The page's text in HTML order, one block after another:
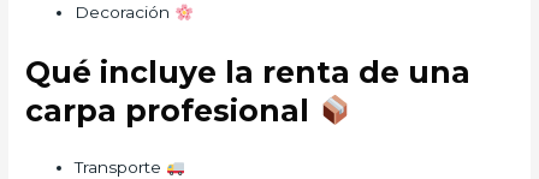
Decoración
Qué incluye la renta de una
carpa profesional
Transporte